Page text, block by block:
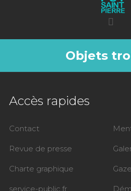
Objets
Accès rapides
Contact
Revue de presse
Charte graphique
service-public.fr